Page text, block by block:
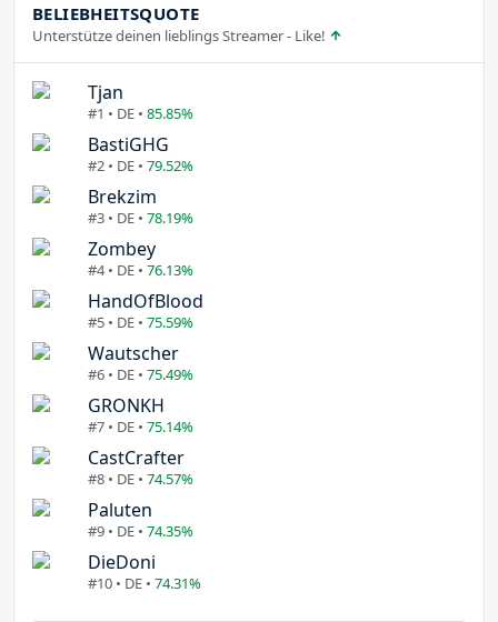
BELIEBHEITSQUOTE
Unterstütze deinen lieblings Streamer - Like!
Tjan
#1 • DE • 85.85%
BastiGHG
#2 • DE • 79.52%
Brekzim
#3 • DE • 78.19%
Zombey
#4 • DE • 76.13%
HandOfBlood
#5 • DE • 75.59%
Wautscher
#6 • DE • 75.49%
GRONKH
#7 • DE • 75.14%
CastCrafter
#8 • DE • 74.57%
Paluten
#9 • DE • 74.35%
DieDoni
#10 • DE • 74.31%